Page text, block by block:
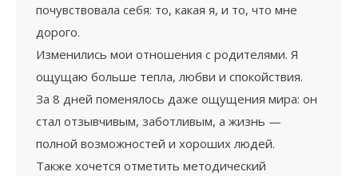
почувствовала себя: то, какая я, и то, что мне
дорого.
Изменились мои отношения с родителями. Я
ощущаю больше тепла, любви и спокойствия.
За 8 дней поменялось даже ощущения мира: он
стал отзывчивым, заботливым, а жизнь —
полной возможностей и хороших людей.
Также хочется отметить методический